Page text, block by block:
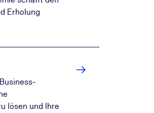
Erholung
lösen und Ihre